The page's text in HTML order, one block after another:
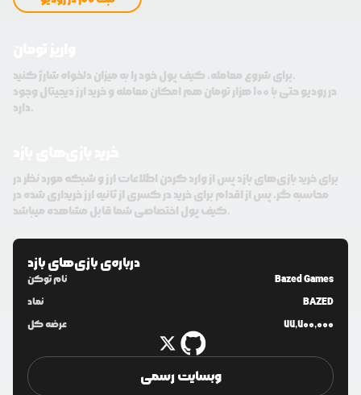
برای شروع معامله، کیف پول خود را به میزان دلخواه شارژ کنید.
در رودیو حتی با 100 هزار تومان هم امکان معامله و خرید ارز دیجیتال وجود
دارد.
برای خرید بازی‌های بازد پس از وارد کردن اطلاعات ارز و شبکه مورد نظر در
محاسبه گر، پس از اقدام برای خرید در کسری از ثانیه ارز خریداری شده در
کیف پول اختصاصی شما قابل مشاهده میباشد.
درباره‌یبازی‌های بازد
نام توکن
Bazed Games
نماد
BAZED
عرضه کل
77,700,000
وبسایت رسمی